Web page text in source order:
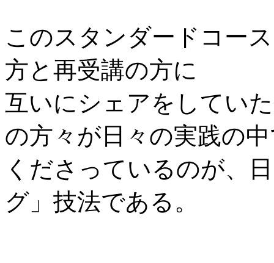
このスタンダードコー
方と再受講の方に
互いにシェアをしてい
の方々が日々の実践の
くださっているのが、
グ」技法である。